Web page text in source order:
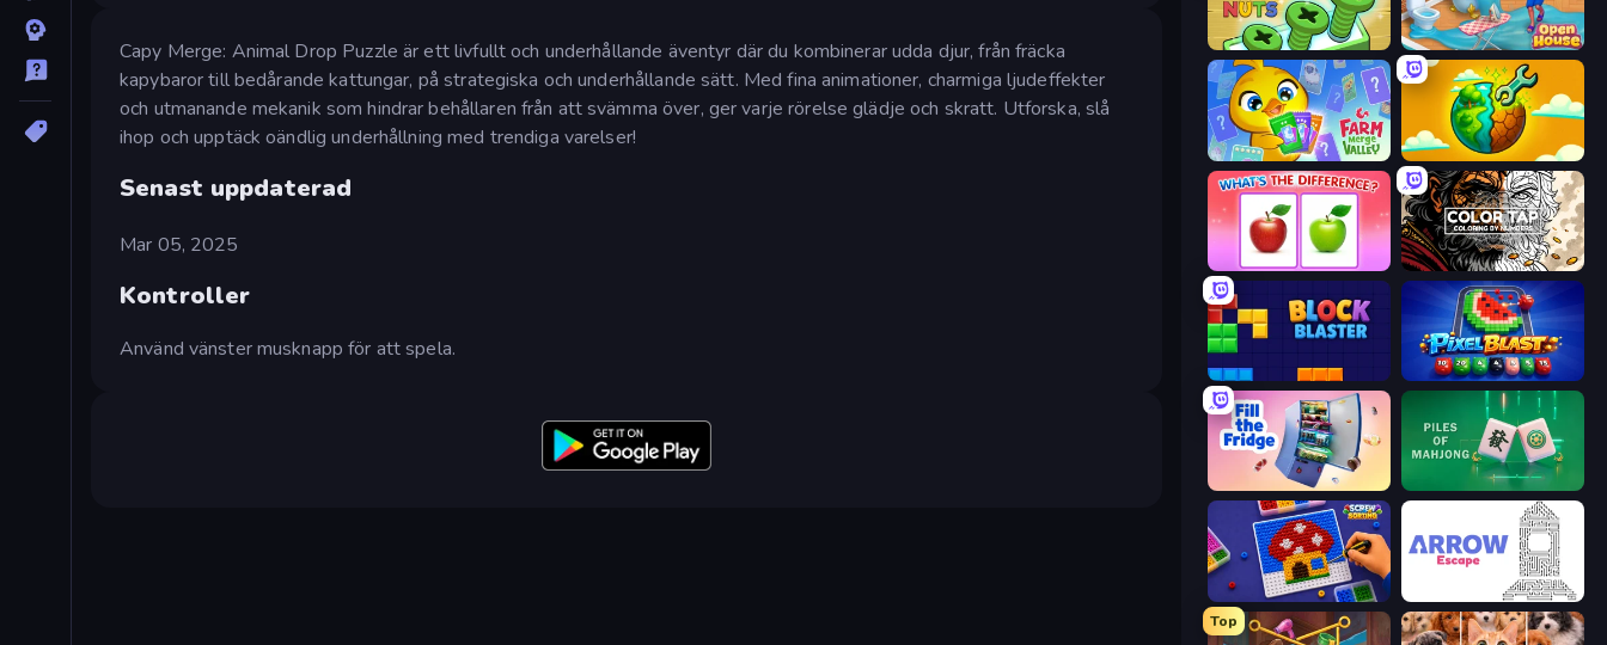
Capy Merge: Animal Drop Puzzle är ett livfullt och underhållande äventyr där du kombinerar udda djur, från fräcka
kapybaror till bedårande kattungar, på strategiska och underhållande sätt. Med fina animationer, charmiga ljudeffekter
och utmanande mekanik som hindrar behållaren från att svämma över, ger varje rörelse glädje och skratt. Utforska, slå
ihop och upptäck oändlig underhållning med trendiga varelser!
Senast uppdaterad
Mar 05, 2025
Kontroller
Använd vänster musknapp för att spela.
Screw Out: Bolts and Nuts Open House
Farm Merge Valley Land Explorers: Merge & Build
What's The Difference? Color Tap: Coloring by Numbers
Block Blaster Pixel Blast
Fill The Fridge Piles of Mahjong
Screw Sorting Arrow Escape
Top